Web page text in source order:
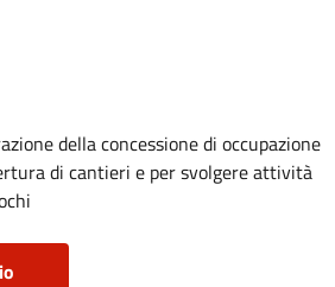
della concessione di occupazione
di cantieri e per svolgere attività